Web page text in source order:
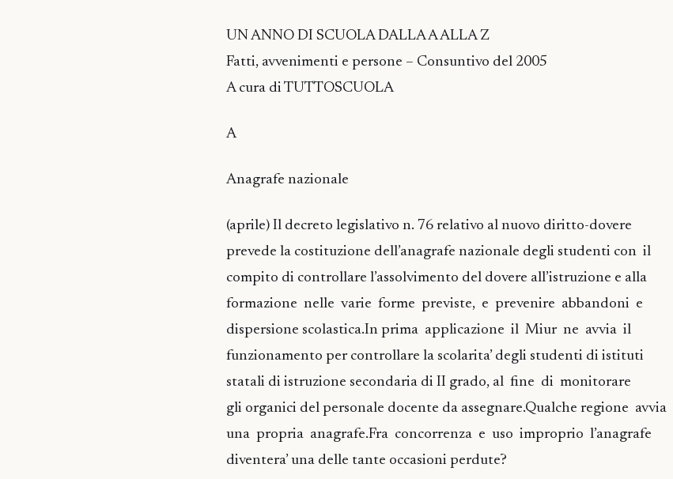
UN ANNO DI SCUOLA DALLA A ALLA Z
Fatti, avvenimenti e persone – Consuntivo del 2005
A cura di TUTTOSCUOLA
A
Anagrafe nazionale
(aprile) Il decreto legislativo n. 76 relativo al nuovo diritto-dovere
prevede la costituzione dell’anagrafe nazionale degli studenti con il
compito di controllare l’assolvimento del dovere all’istruzione e alla
formazione nelle varie forme previste, e prevenire abbandoni e
dispersione scolastica.In prima applicazione il Miur ne avvia il
funzionamento per controllare la scolarita’ degli studenti di istituti
statali di istruzione secondaria di II grado, al fine di monitorare
gli organici del personale docente da assegnare.Qualche regione avvia
una propria anagrafe.Fra concorrenza e uso improprio l’anagrafe
diventera’ una delle tante occasioni perdute?